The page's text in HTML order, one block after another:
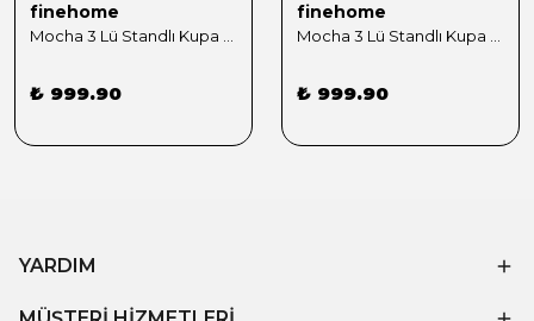
finehome
₺ 999.90
finehome
₺ 999.90
YARDIM